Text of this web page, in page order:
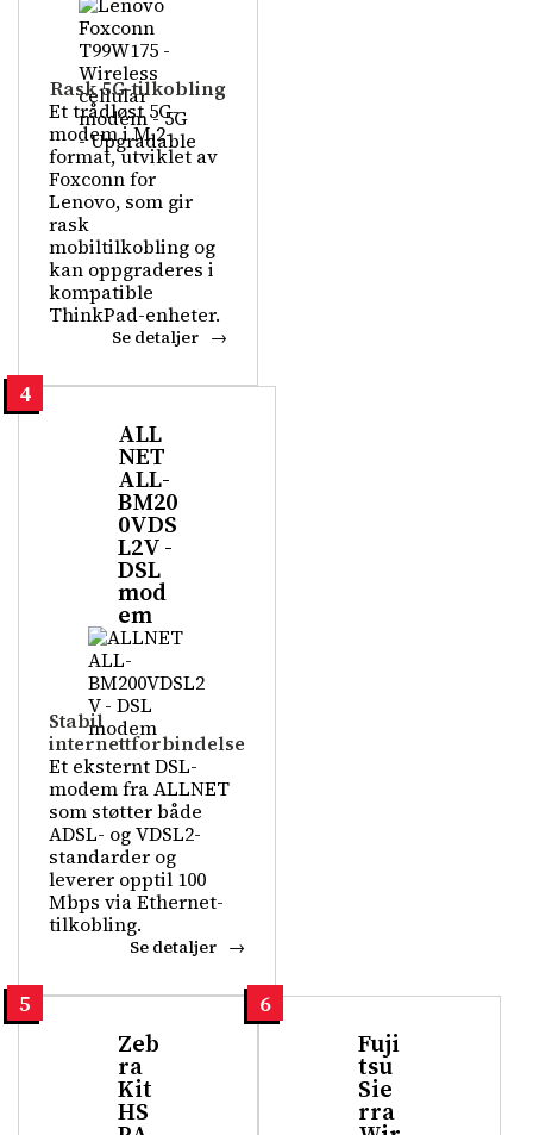
Rask 5G-tilkobling
Et trådløst 5G-
modem i M.2-
format, utviklet av
Foxconn for
Lenovo, som gir
rask
mobiltilkobling og
kan oppgraderes i
kompatible
ThinkPad-enheter.
Se detaljer
4
Stabil
internettforbindelse
ALL
NET
ALL-
BM20
0VDS
L2V -
DSL
mod
em
Et eksternt DSL-
modem fra ALLNET
som støtter både
ADSL- og VDSL2-
standarder og
leverer opptil 100
Mbps via Ethernet-
tilkobling.
Se detaljer
5
Zeb
ra
Kit
HS
6
Fuji
tsu
Sie
rra